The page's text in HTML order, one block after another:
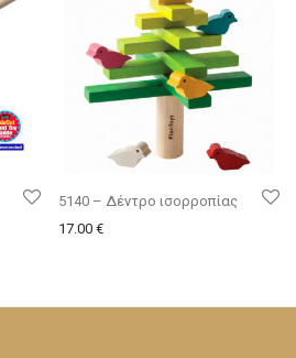
5140 – Δέντρο ισορροπίας
17.00 €